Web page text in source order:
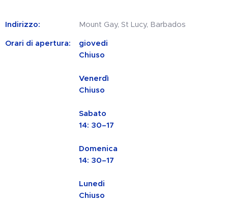
Indirizzo: Mount Gay, St Lucy, Barbados
Orari di apertura:
giovedi
Chiuso
Venerdì
Chiuso
Sabato
14: 30–17
Domenica
14: 30–17
Lunedi
Chiuso